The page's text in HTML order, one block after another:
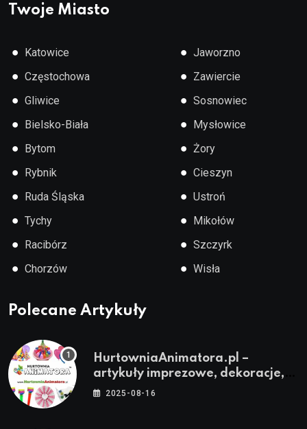
Twoje Miasto
● Katowice
● Częstochowa
● Gliwice
● Bielsko-Biała
● Bytom
● Rybnik
● Ruda Śląska
● Tychy
● Racibórz
● Chorzów
● Jaworzno
● Zawiercie
● Sosnowiec
● Mysłowice
● Żory
● Cieszyn
● Ustroń
● Mikołów
● Szczyrk
● Wisła
Polecane Artykuły
HurtowniaAnimatora.pl –
artykuły imprezowe, dekoracje,
stroje i akcesoria dla animatorów
2025-08-16